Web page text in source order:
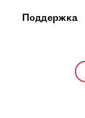
Поддержка